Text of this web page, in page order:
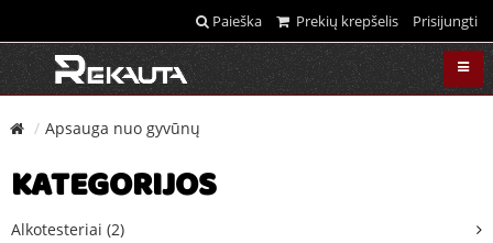
Paieška Prekių krepšelis Prisijungti
Apsauga nuo gyvūnų
KATEGORIJOS
Alkotesteriai (2)